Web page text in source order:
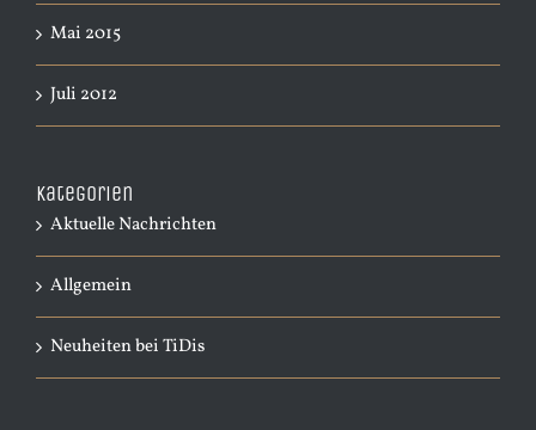
Mai 2015
Juli 2012
Kategorien
Aktuelle Nachrichten
Allgemein
Neuheiten bei TiDis